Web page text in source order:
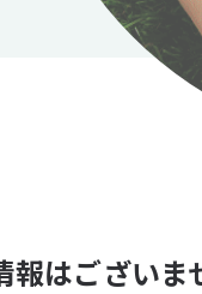
報はございま